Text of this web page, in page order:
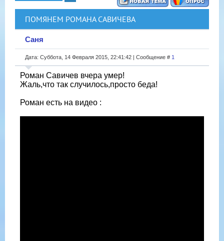
ПОМЯНЕМ РОМАНА САВИЧЕВА
Саня
Дата: Суббота, 14 Февраля 2015, 22:41:42 | Сообщение # 1
Роман Савичев вчера умер!
Жаль,что так случилось,просто беда!
Роман есть на видео :